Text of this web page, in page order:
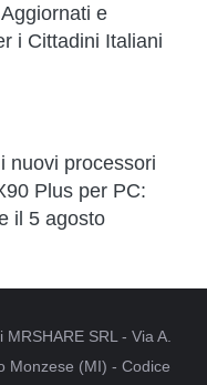
e
i Cittadini Italiani
nuovi processori
Plus per PC:
il 5 agosto
SRL - Via A.
Monzese (MI) - Codice